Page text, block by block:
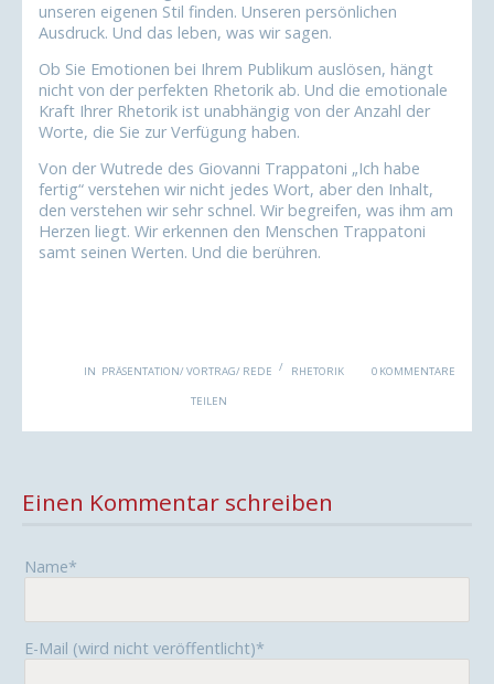
unseren eigenen Stil finden. Unseren persönlichen
Ausdruck. Und das leben, was wir sagen.
Ob Sie Emotionen bei Ihrem Publikum auslösen, hängt
nicht von der perfekten Rhetorik ab. Und die emotionale
Kraft Ihrer Rhetorik ist unabhängig von der Anzahl der
Worte, die Sie zur Verfügung haben.
Von der Wutrede des Giovanni Trappatoni „Ich habe
fertig“ verstehen wir nicht jedes Wort, aber den Inhalt,
den verstehen wir sehr schnel. Wir begreifen, was ihm am
Herzen liegt. Wir erkennen den Menschen Trappatoni
samt seinen Werten. Und die berühren.
0 KOMMENTARE
IN PRÄSENTATION/ VORTRAG/ REDE RHETORIK
TEILEN
Einen Kommentar schreiben
P
c
Name*
P
E-Mail (wird nicht veröffentlicht)*